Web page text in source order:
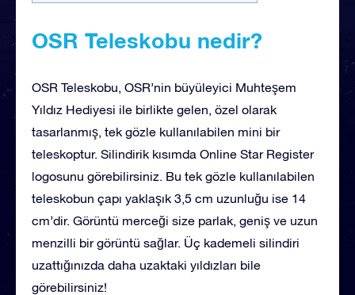
OSR Teleskobu nedir?
OSR Teleskobu, OSR’nin büyüleyici Muhteşem
Yıldız Hediyesi ile birlikte gelen, özel olarak
tasarlanmış, tek gözle kullanılabilen mini bir
teleskoptur. Silindirik kısımda Online Star Register
logosunu görebilirsiniz. Bu tek gözle kullanılabilen
teleskobun çapı yaklaşık 3,5 cm uzunluğu ise 14
cm’dir. Görüntü merceği size parlak, geniş ve uzun
menzilli bir görüntü sağlar. Üç kademeli silindiri
uzattığınızda daha uzaktaki yıldızları bile
görebilirsiniz!